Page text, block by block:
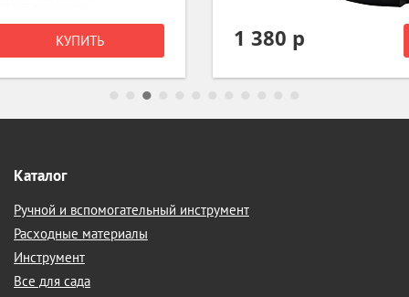
1 380 р КУПИТЬ
Каталог
Ручной и вспомогательный инструмент
Расходные материалы
Инструмент
Все для сада